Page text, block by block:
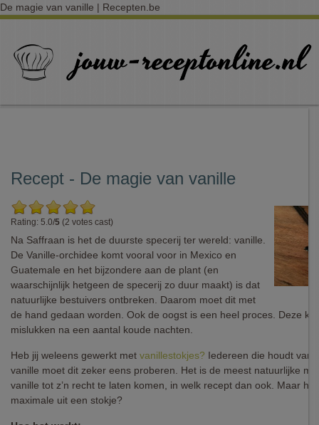
De magie van vanille | Recepten.be
Recept - De magie van vanille
Rating: 5.0/5 (2 votes cast)
Na Saffraan is het de duurste specerij ter wereld: vanille.
De Vanille-orchidee komt vooral voor in Mexico en
Guatemale en het bijzondere aan de plant (en
waarschijnlijk hetgeen de specerij zo duur maakt) is dat
natuurlijke bestuivers ontbreken. Daarom moet dit met
de hand gedaan worden. Ook de oogst is een heel proces. Deze
mislukken na een aantal koude nachten.
Heb jij weleens gewerkt met vanillestokjes? Iedereen die houdt van
vanille moet dit zeker eens proberen. Het is de meest natuurlijke
vanille tot z’n recht te laten komen, in welk recept dan ook. Maar
maximale uit een stokje?